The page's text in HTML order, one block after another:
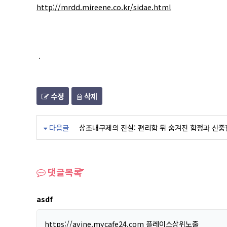
http://mrdd.mireene.co.kr/sidae.html
.
수정 삭제
다음글 상조내구제의 진실: 편리함 뒤 숨겨진 함정과 신
댓글목록
asdf
https://avine.mycafe24.com 플레이스상위노출